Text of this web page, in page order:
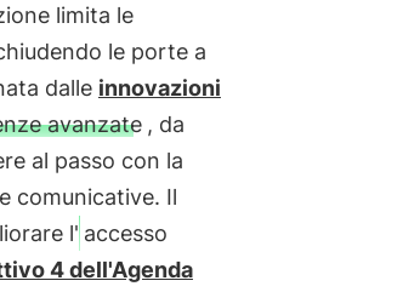
limita le
le porte a
dalle innovazioni
avanzate , da
al passo con la
comunicative. Il
l' accesso
4 dell'Agenda